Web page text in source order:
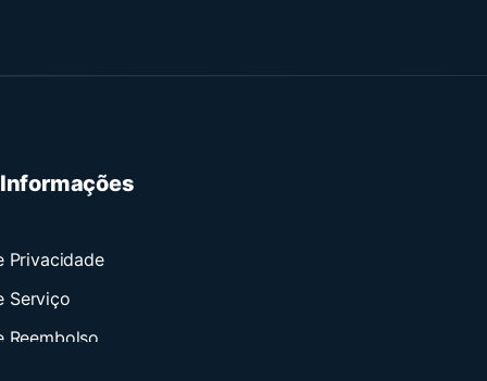
Privacidade
Serviço
Reembolso